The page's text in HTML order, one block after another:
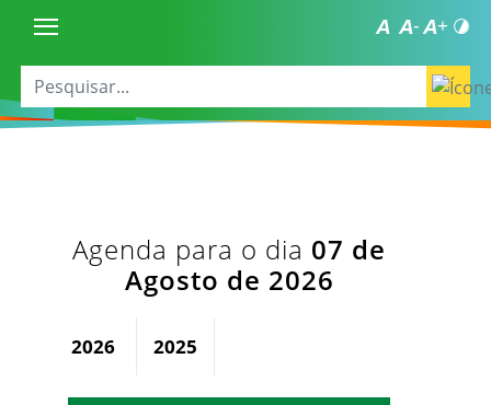
Agenda para o dia 07 de
Agosto de 2026
2026 2025